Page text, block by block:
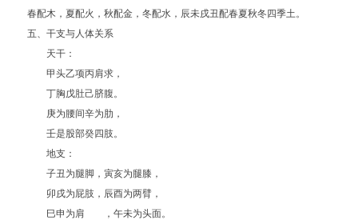
春配木，夏配火，秋配金，冬配水，辰未戌丑配春夏秋冬四季土。
五、干支与人体关系
天干：
甲头乙项丙肩求，
丁胸戊肚己脐腹。
庚为腰间辛为肋，
壬是股部癸四肢。
地支：
子丑为腿脚，寅亥为腿膝，
卯戌为屁肢，辰酉为两臂，
巳申为肩 ，午未为头面。